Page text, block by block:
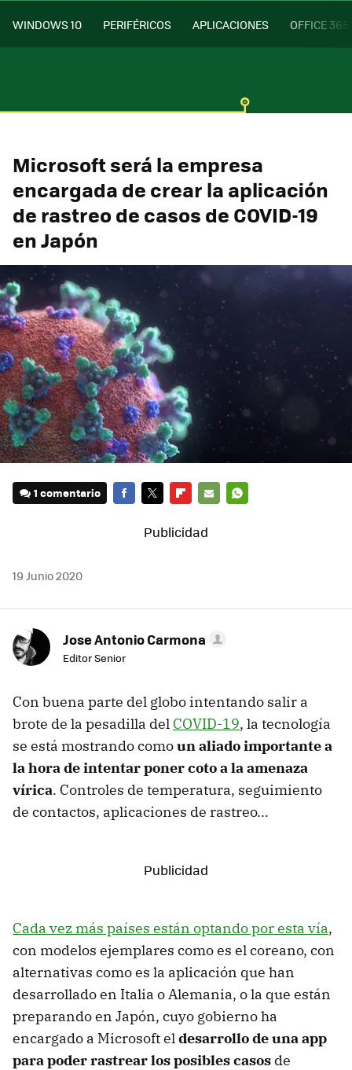
WINDOWS 10 PERIFÉRICOS APLICACIONES OFFICE 365
Microsoft será la empresa
encargada de crear la aplicación
de rastreo de casos de COVID-19
en Japón
1 comentario
MAIL
19 Junio 2020
Jose Antonio Carmona
Editor Senior
Con buena parte del globo intentando salir a
brote de la pesadilla del COVID-19, la tecnología
se está mostrando comoun aliado importante a
la hora de intentar poner coto a la amenaza
vírica. Controles de temperatura, seguimiento
de contactos, aplicaciones de rastreo...
Cada vez más países están optando por esta vía,
con modelos ejemplares como es el coreano, con
alternativas como es la aplicación que han
desarrollado en Italia o Alemania, o la que están
preparando en Japón, cuyo gobierno ha
encargado a Microsoft eldesarrollo de una app
para poder rastrear los posibles casos de